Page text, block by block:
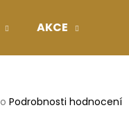
AKCE
Podrobnosti hodnocení